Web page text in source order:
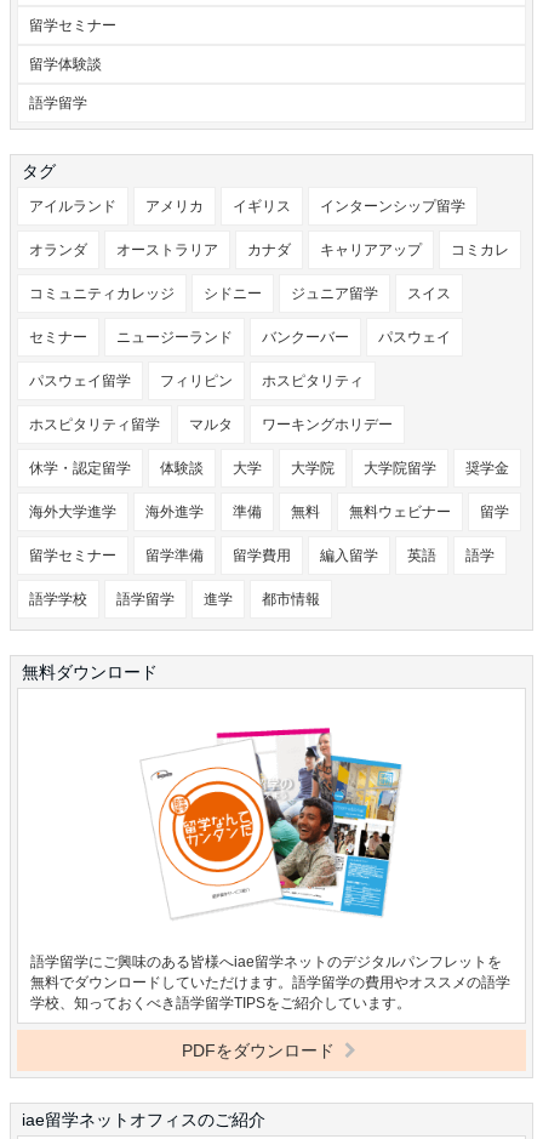
留学セミナー
留学体験談
語学留学
タグ
アイルランド アメリカ イギリス インターンシップ留学
オランダ オーストラリア カナダ キャリアアップ コミカレ
コミュニティカレッジ シドニー ジュニア留学 スイス
セミナー ニュージーランド バンクーバー パスウェイ
パスウェイ留学 フィリピン ホスピタリティ
ホスピタリティ留学 マルタ ワーキングホリデー
休学・認定留学 体験談 大学 大学院 大学院留学 奨学金
海外大学進学 海外進学 準備 無料 無料ウェビナー 留学
留学セミナー 留学準備 留学費用 編入留学 英語 語学
語学学校 語学留学 進学 都市情報
無料ダウンロード
語学留学にご興味のある皆様へiae留学ネットのデジタルパンフレットを
無料でダウンロードしていただけます。語学留学の費用やオススメの語学
学校、知っておくべき語学留学TIPSをご紹介しています。
PDFをダウンロード
iae留学ネットオフィスのご紹介